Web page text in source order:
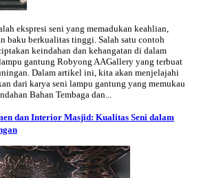
ekspresi seni yang memadukan keahlian,
baku berkualitas tinggi. Salah satu contoh
keindahan dan kehangatan di dalam
gantung Robyong AAGallery yang terbuat
Dalam artikel ini, kita akan menjelajahi
dari karya seni lampu gantung yang memukau
Bahan Tembaga dan...
dan Interior Masjid: Kualitas Seni dalam